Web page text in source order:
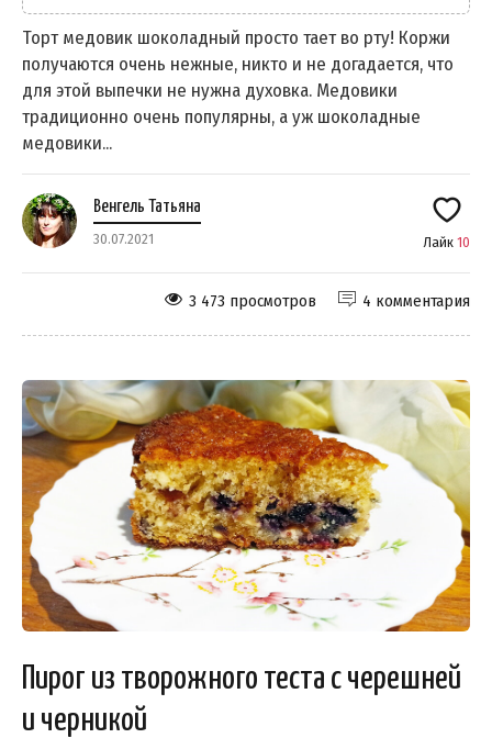
Торт медовик шоколадный просто тает во рту! Коржи
получаются очень нежные, никто и не догадается, что
для этой выпечки не нужна духовка. Медовики
традиционно очень популярны, а уж шоколадные
медовики...
Венгель Татьяна
30.07.2021 Лайк 10
4 комментария
3 473 просмотров
Пирог из творожного теста с черешней
и черникой